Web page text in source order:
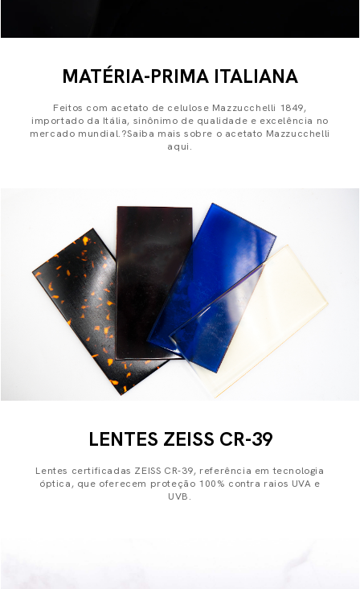
MATÉRIA-PRIMA ITALIANA
Feitos com acetato de celulose Mazzucchelli 1849,
importado da Itália, sinônimo de qualidade e excelência no
mercado mundial.?Saiba mais sobre o acetato Mazzucchelli
aqui.
LENTES ZEISS CR-39
Lentes certificadas ZEISS CR-39, referência em tecnologia
óptica, que oferecem proteção 100% contra raios UVA e
UVB.